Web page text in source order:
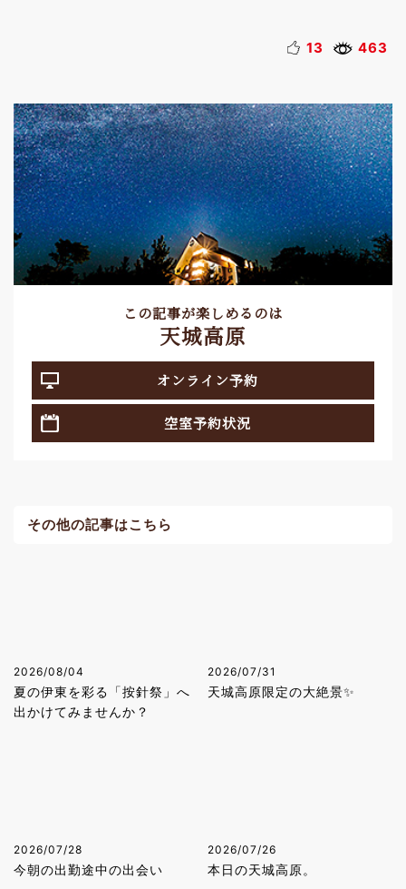
13 463
この記事が楽しめるのは
天城高原
オンライン予約
空室予約状況
その他の記事はこちら
2026/08/04
夏の伊東を彩る「按針祭」へ
出かけてみませんか？
2026/07/31
天城高原限定の大絶景✨
2026/07/28
今朝の出勤途中の出会い
2026/07/26
本日の天城高原。